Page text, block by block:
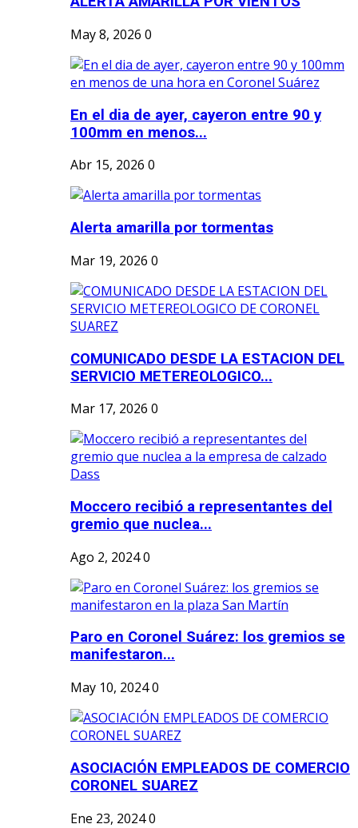
May 8, 2026 0
En el dia de ayer, cayeron entre 90 y
100mm en menos...
Abr 15, 2026 0
Alerta amarilla por tormentas
Mar 19, 2026 0
COMUNICADO DESDE LA ESTACION DEL
SERVICIO METEREOLOGICO...
Mar 17, 2026 0
Moccero recibió a representantes del
gremio que nuclea...
Ago 2, 20240
Paro en Coronel Suárez: los gremios se
manifestaron...
May 10, 20240
ASOCIACIÓN EMPLEADOS DE COMERCIO
CORONEL SUAREZ
Ene 23, 20240